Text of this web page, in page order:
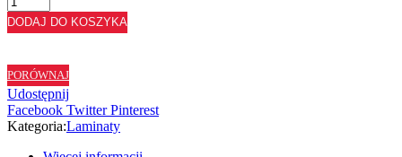
LAMINAT
FERRO
TYTANOWY
F303
ST87
DODAJ DO KOSZYKA
PORÓWNAJ
Udostępnij
Facebook Twitter Pinterest
Kategoria:Laminaty